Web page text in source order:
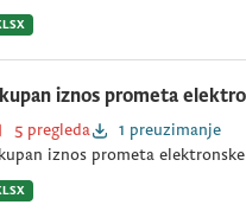
iznos prometa
5 pregleda
1 preuzimanje
iznos prometa